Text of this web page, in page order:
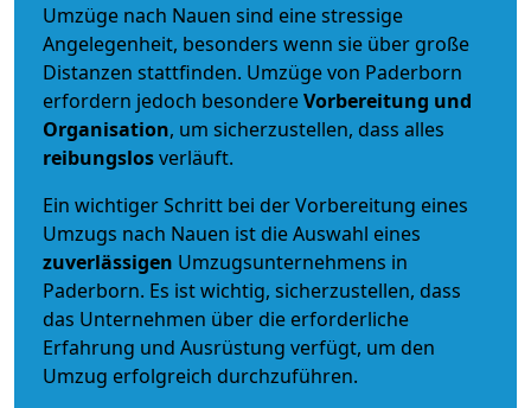
Umzüge nach Nauen sind eine stressige
Angelegenheit, besonders wenn sie über große
Distanzen stattfinden. Umzüge von Paderborn
erfordern jedoch besondereVorbereitung und
Organisation, um sicherzustellen, dass alles
reibungslosverläuft.
Ein wichtiger Schritt bei der Vorbereitung eines
Umzugs nach Nauen ist die Auswahl eines
zuverlässigen Umzugsunternehmens in
Paderborn. Es ist wichtig, sicherzustellen, dass
das Unternehmen über die erforderliche
Erfahrung und Ausrüstung verfügt, um den
Umzug erfolgreich durchzuführen.